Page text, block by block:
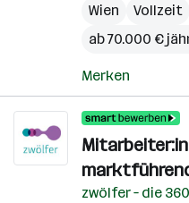
Wien
Vollzeit
ab 70.000 €
Merken
zwölfer – die